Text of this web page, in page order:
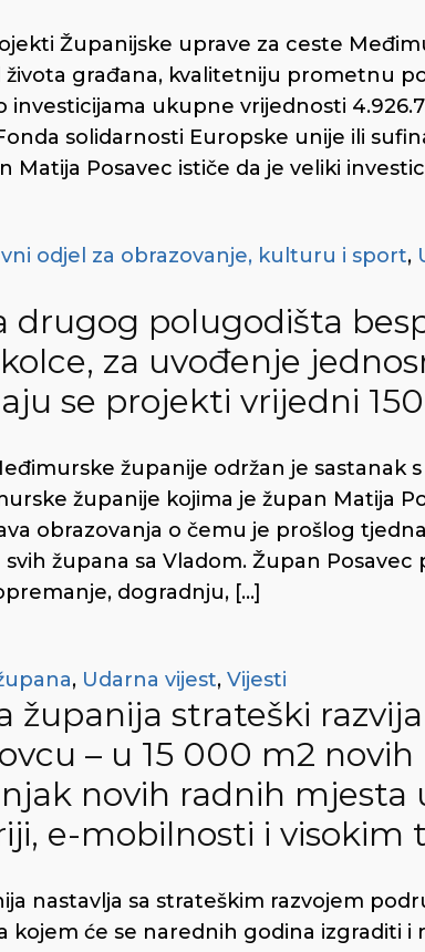
Županijske uprave za ceste
života građana, kvalitetniju prometnu
investicijama ukupne vrijednosti
solidarnosti Europske unije ili
Matija Posavec ističe da je veliki
odjel za obrazovanje, kulturu i sport,
drugog polugodišta
za uvođenje
se projekti vrijedni
županije održan je sastanak
županije kojima je župan Matija
obrazovanja o čemu je prošlog
župana sa Vladom. Župan Posavec
dogradnju, […]
, Udarna vijest, Vijesti
županija strateški
– u 15 000 m2
novih radnih mjesta
e-mobilnosti i visokim
nastavlja sa strateškim razvojem
kojem će se narednih godina izgraditi i